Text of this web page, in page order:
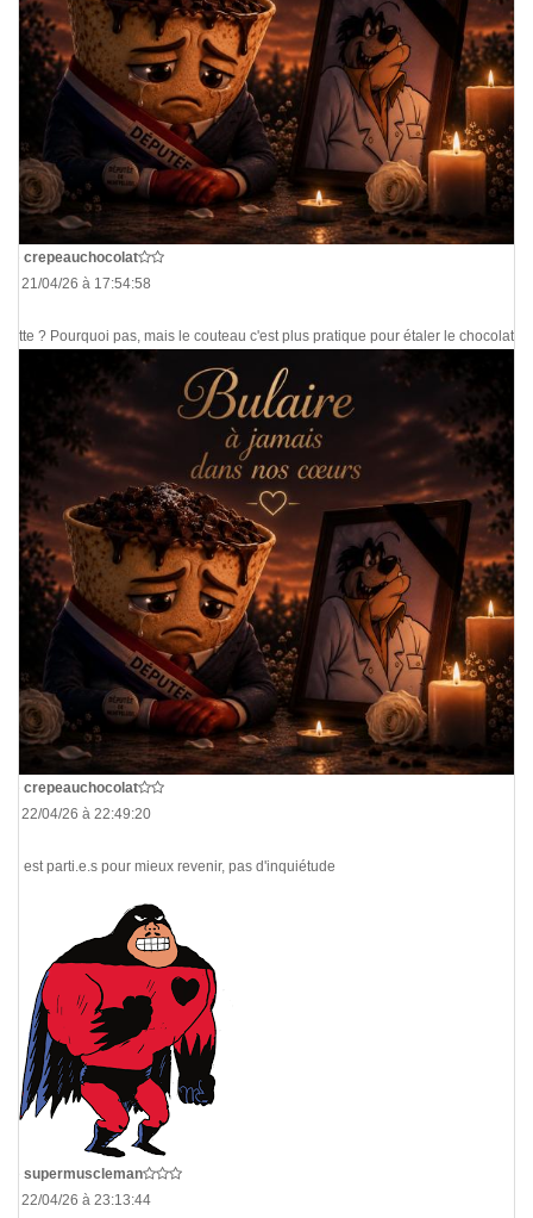
crepeauchocolat
Le 21/04/26 à 17:54:58
Batte ? Pourquoi pas, mais le couteau c'est plus pratique pour étaler le chocolat
crepeauchocolat
Le 22/04/26 à 22:49:20
On est parti.e.s pour mieux revenir, pas d'inquiétude
supermuscleman
Le 22/04/26 à 23:13:44